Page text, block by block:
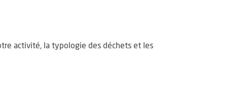
activité, la typologie des déchets et les